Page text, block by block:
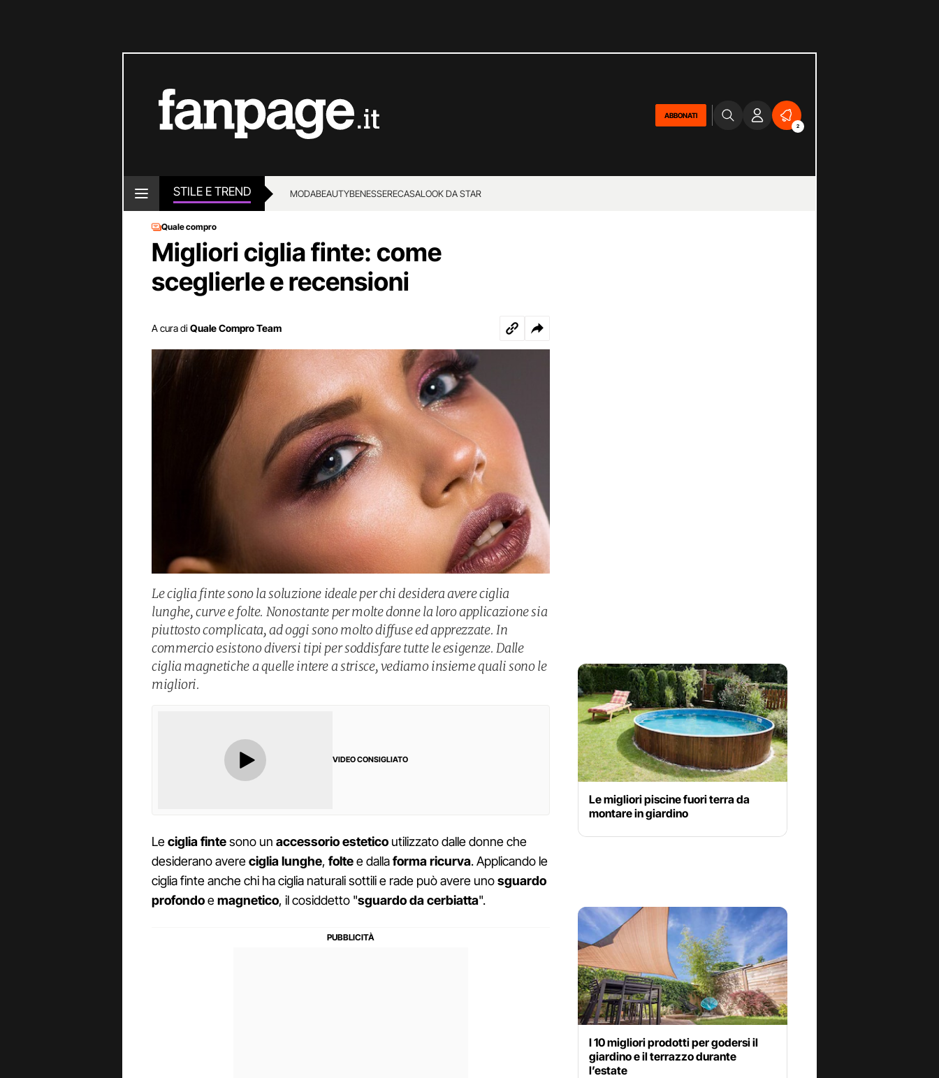
ABBONATI
2
STILE E TREND MODABEAUTYBENESSERECASALOOK DA STAR
Quale compro
Migliori ciglia finte: come
sceglierle e recensioni
A cura di Quale Compro Team
Le ciglia finte sono la soluzione ideale per chi desidera avere ciglia
lunghe, curve e folte. Nonostante per molte donne la loro applicazione sia
piuttosto complicata, ad oggi sono molto diffuse ed apprezzate. In
commercio esistono diversi tipi per soddisfare tutte le esigenze. Dalle
ciglia magnetiche a quelle intere a strisce, vediamo insieme quali sono le
migliori.
VIDEO CONSIGLIATO
Leciglia fintesono un accessorio estetico utilizzato dalle donne che
desiderano avereciglia lunghe, foltee dallaforma ricurva. Applicando le
ciglia finte anche chi ha ciglia naturali sottili e rade può avere unosguardo
profondoemagnetico, il cosiddetto "sguardo da cerbiatta".
Le migliori piscine fuori terra da
montare in giardino
I 10 migliori prodotti per godersi il
giardino e il terrazzo durante
l’estate